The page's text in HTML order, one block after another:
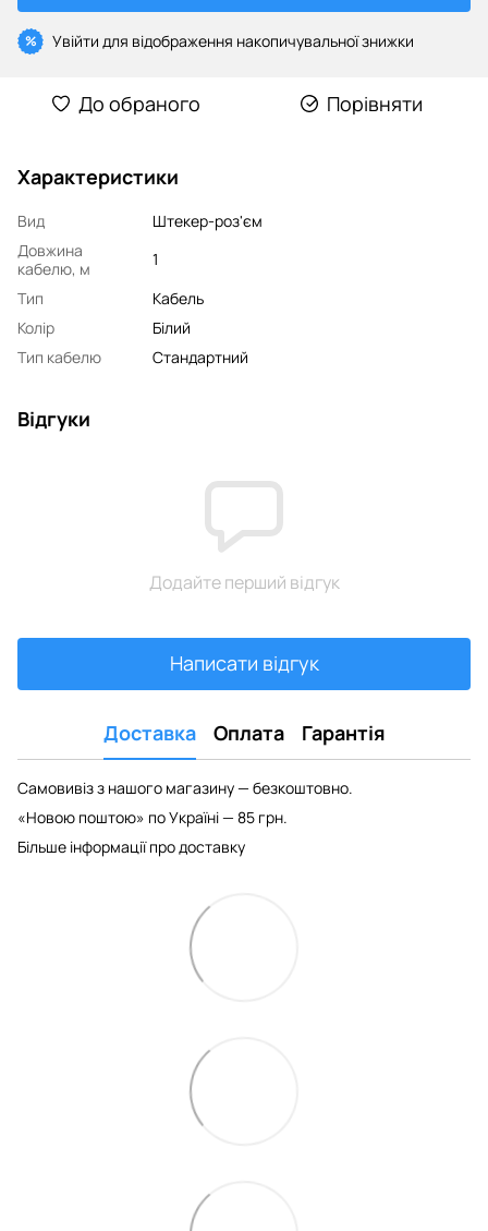
% Увійти для відображення накопичувальної знижки
До обраного Порівняти
Характеристики
Вид
Штекер-роз'єм
Довжина
кабелю, м
1
Тип
Кабель
Колір
Білий
Тип кабелю
Стандартний
Відгуки
Додайте перший відгук
Написати відгук
Доставка Оплата Гарантія
Самовивіз з нашого магазину — безкоштовно.
«Новою поштою» по Україні — 85 грн.
Більше інформації про доставку